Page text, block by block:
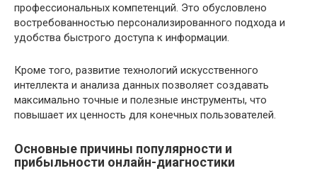
профессиональных компетенций. Это обусловлено
востребованностью персонализированного подхода и
удобства быстрого доступа к информации.
Кроме того, развитие технологий искусственного
интеллекта и анализа данных позволяет создавать
максимально точные и полезные инструменты, что
повышает их ценность для конечных пользователей.
Основные причины популярности и
прибыльности онлайн-диагностики